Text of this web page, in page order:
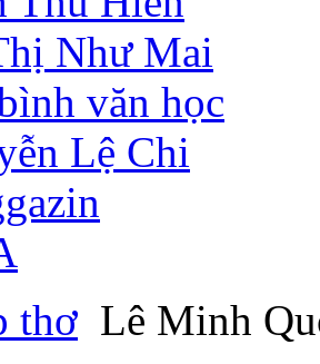
Như Mai
văn học
Lệ Chi
thơ Lê Minh